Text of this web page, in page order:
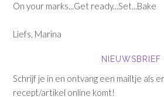
On your marks...Get ready...Set...Bake
Liefs, Marina
NIEUWSBRIEF
Schrijf je in en ontvang een mailtje als
recept/artikel online komt!